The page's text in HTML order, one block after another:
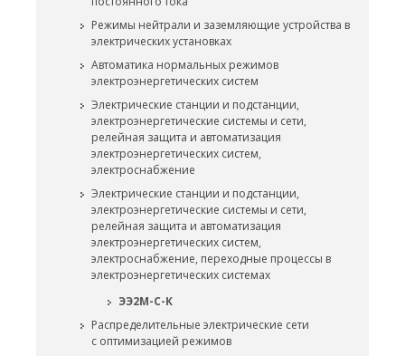
Режимы нейтрали и заземляющие устройства в
электрических установках
Автоматика нормальных режимов
электроэнергетических систем
Электрические станции и подстанции,
электроэнергетические системы и сети,
релейная защита и автоматизация
электроэнергетических систем,
электроснабжение
Электрические станции и подстанции,
электроэнергетические системы и сети,
релейная защита и автоматизация
электроэнергетических систем,
электроснабжение, переходные процессы в
электроэнергетических системах
ЭЭ2М-С-К
Распределительные электрические сети
с оптимизацией режимов